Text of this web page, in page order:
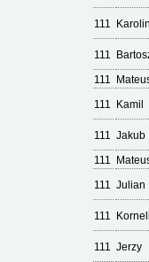
111
111
111
111
Kamil
111 Jakub
111
111 Julian
111
111 Jerzy